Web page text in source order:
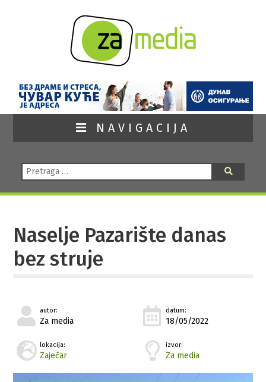
NAVIGACIJA
Pretraga:
Naselje Pazarište danas
bez struje
autor:
Za media
datum:
18/05/2022
lokacija:
Zaječar
izvor:
Za media